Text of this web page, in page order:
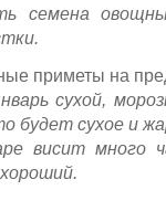
семена
приметы на
сухой,
будет сухое и
висит много